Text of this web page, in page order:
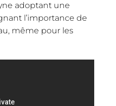
adoptant une
l’importance de
même pour les